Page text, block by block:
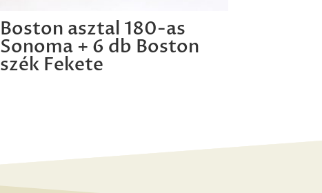
Boston asztal 180-as
Sonoma + 6 db Boston
szék Fekete